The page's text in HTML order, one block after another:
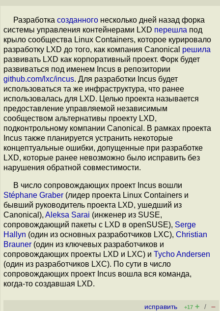
Разработка созданного несколько дней назад форка
системы управления контейнерами LXD перешла под
крыло сообщества Linux Containers, которое курировало
разработку LXD до того, как компания Canonical решила
развивать LXD как корпоративный проект. Форк будет
развиваться под именем Incus в репозитории
github.com/lxc/incus. Для разработки Incus будет
использоваться та же инфраструктура, что ранее
использовалась для LXD. Целью проекта называется
предоставление управляемой независимым
сообществом альтернативы проекту LXD,
подконтрольному компании Canonical. В рамках проекта
Incus также планируется устранить некоторые
концептуальные ошибки, допущенные при разработке
LXD, которые ранее невозможно было исправить без
нарушения обратной совместимости.
В число сопровождающих проект Incus вошли
Stéphane Graber (лидер проекта Linux Containers и
бывший руководитель проекта LXD, ушедший из
Canonical), Aleksa Sarai (инженер из SUSE,
сопровождающий пакеты с LXD в openSUSE), Serge
Hallyn (один из основных разработчиков LXC), Christian
Brauner (один из ключевых разработчиков и
сопровождающих проекты LXD и LXC) и Tycho Andersen
(один из разработчиков LXC). По сути в число
сопровождающих проект Incus вошла вся команда,
когда-то создавшая LXD.
исправить +17 + / –